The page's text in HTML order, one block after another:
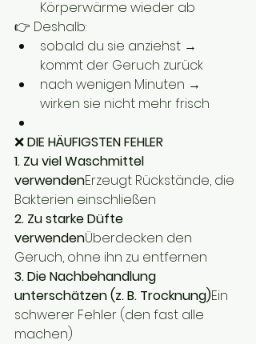
Körperwärme wieder ab
👉 Deshalb:
sobald du sie anziehst →
kommt der Geruch zurück
nach wenigen Minuten →
wirken sie nicht mehr frisch
❌ DIE HÄUFIGSTEN FEHLER
1. Zu viel Waschmittel
verwendenErzeugt Rückstände, die
Bakterien einschließen
2. Zu starke Düfte
verwendenÜberdecken den
Geruch, ohne ihn zu entfernen
3. Die Nachbehandlung
unterschätzen (z. B. Trocknung)Ein
schwerer Fehler (den fast alle
machen)